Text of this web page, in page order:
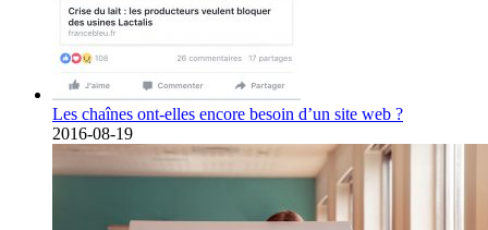
Les chaînes ont-elles encore besoin d’un site web ?
2016-08-19